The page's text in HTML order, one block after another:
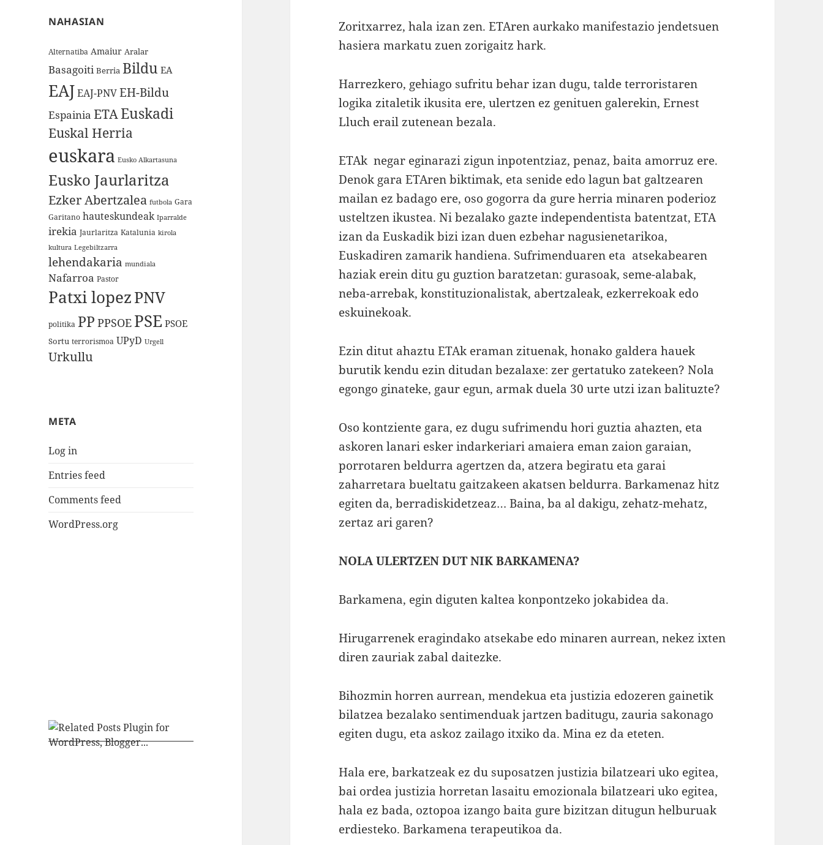
NAHASIAN
Alternatiba Amaiur Aralar
Basagoiti Berria Bildu EA
EAJEAJ-PNVEH-Bildu
Espainia ETAEuskadi
Euskal Herria
euskara Eusko Alkartasuna
Eusko Jaurlaritza
Ezker Abertzalea futbola Gara
Garitano hauteskundeak Iparralde
irekia Jaurlaritza Katalunia kirola
kultura Legebiltzarra
lehendakaria mundiala
Nafarroa Pastor
Patxi lopezPNV
politika PP PPSOE PSE PSOE
Sortu terrorismoa UPyD Urgell
Urkullu
META
Log in
Entries feed
Comments feed
WordPress.org
Zoritxarrez, hala izan zen. ETAren aurkako manifestazio jendetsuen
hasiera markatu zuen zorigaitz hark.
Harrezkero, gehiago sufritu behar izan dugu, talde terroristaren
logika zitaletik ikusita ere, ulertzen ez genituen galerekin, Ernest
Lluch erail zutenean bezala.
ETAk negar eginarazi zigun inpotentziaz, penaz, baita amorruz ere.
Denok gara ETAren biktimak, eta senide edo lagun bat galtzearen
mailan ez badago ere, oso gogorra da gure herria minaren poderioz
usteltzen ikustea. Ni bezalako gazte independentista batentzat, ETA
izan da Euskadik bizi izan duen ezbehar nagusienetarikoa,
Euskadiren zamarik handiena. Sufrimenduaren eta atsekabearen
haziak erein ditu gu guztion baratzetan: gurasoak, seme-alabak,
neba-arrebak, konstituzionalistak, abertzaleak, ezkerrekoak edo
eskuinekoak.
Ezin ditut ahaztu ETAk eraman zituenak, honako galdera hauek
burutik kendu ezin ditudan bezalaxe: zer gertatuko zatekeen? Nola
egongo ginateke, gaur egun, armak duela 30 urte utzi izan balituzte?
Oso kontziente gara, ez dugu sufrimendu hori guztia ahazten, eta
askoren lanari esker indarkeriari amaiera eman zaion garaian,
porrotaren beldurra agertzen da, atzera begiratu eta garai
zaharretara bueltatu gaitzakeen akatsen beldurra. Barkamenaz hitz
egiten da, berradiskidetzeaz… Baina, ba al dakigu, zehatz-mehatz,
zertaz ari garen?
NOLA ULERTZEN DUT NIK BARKAMENA?
Barkamena, egin diguten kaltea konpontzeko jokabidea da.
Hirugarrenek eragindako atsekabe edo minaren aurrean, nekez ixten
diren zauriak zabal daitezke.
Bihozmin horren aurrean, mendekua eta justizia edozeren gainetik
bilatzea bezalako sentimenduak jartzen baditugu, zauria sakonago
egiten dugu, eta askoz zailago itxiko da. Mina ez da eteten.
Hala ere, barkatzeak ez du suposatzen justizia bilatzeari uko egitea,
bai ordea justizia horretan lasaitu emozionala bilatzeari uko egitea,
hala ez bada, oztopoa izango baita gure bizitzan ditugun helburuak
erdiesteko. Barkamena terapeutikoa da.